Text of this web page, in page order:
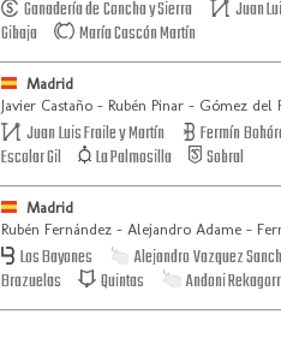
Ganadería de Concha y Sierra
Juan
Gibaja
María Cascón Martín
Madrid
Javier Castaño - Rubén Pinar - Gómez del
Juan Luis Fraile y Martín
Fermín
Escolar Gil
La Palmosilla Sobral
Madrid
Rubén Fernández - Alejandro Adame -
Los Bayones
Alejandro Vazquez
Brazuelas
Quintas Andoni